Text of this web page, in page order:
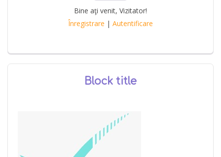
Bine aţi venit, Vizitator!
Înregistrare | Autentificare
Block title